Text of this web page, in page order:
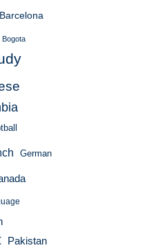
Barcelona
Bogota
German
Pakistan